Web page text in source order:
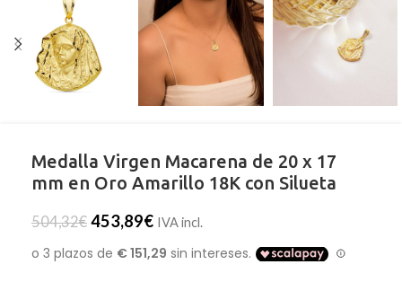
Medalla Virgen Macarena de 20 x 17
mm en Oro Amarillo 18K con Silueta
504,32€ 453,89€ IVA incl.